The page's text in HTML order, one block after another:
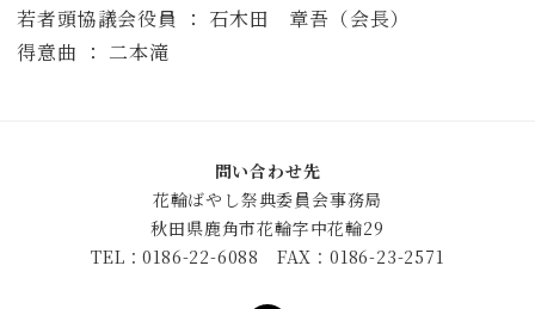
若者頭協議会役員 ： 石木田 章吾（会長）
得意曲 ： 二本滝
問い合わせ先
花輪ばやし祭典委員会事務局
秋田県鹿角市花輪字中花輪29
TEL：0186-22-6088 FAX：0186-23-2571